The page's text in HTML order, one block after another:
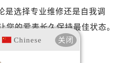
）
需提前预约）
是选择专业维修还是自我调
的爱表长久保持最佳状态。
Chinese 关闭